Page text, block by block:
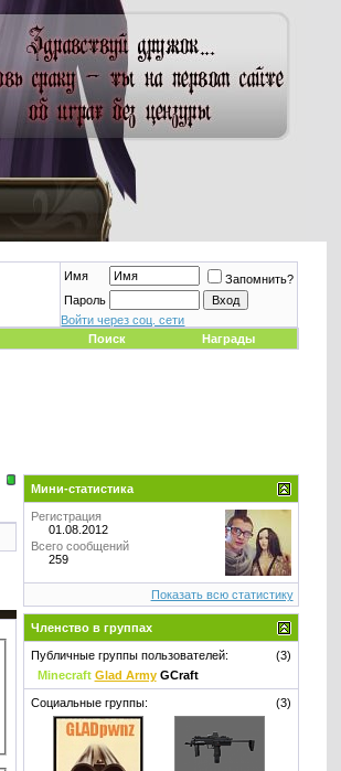
Имя
Запомнить?
Пароль
Войти через соц. сети
Поиск Награды
Мини-статистика
Регистрация
01.08.2012
Всего сообщений
259
Показать всю статистику
Членство в группах
(3)
Публичные группы пользователей:
Minecraft Glad Army GCraft
(3)
Социальные группы: